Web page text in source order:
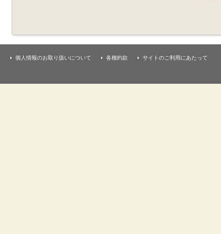
個人情報のお取り扱いについて 各種約款 サイトのご利用にあたって